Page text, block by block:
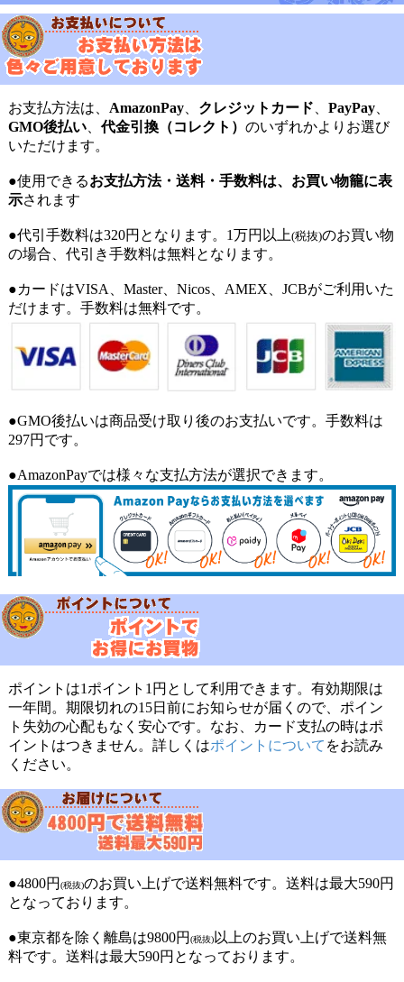
お支払方法は、 AmazonPay、 クレジットカード PayPay、
GMO後払い、代金引換（コレクト） のいずれかよりお選び
いただけます。
●使用できるお支払方法・送料・手数料は、お買い物籠に表
示されます
●代引手数料は320円となります。1万円以上(税抜)のお買い物
の場合、代引き手数料は無料となります。
●カードはVISA、Master、Nicos、AMEX、JCBがご利用いた
だけます。手数料は無料です。
●GMO後払いは商品受け取り後のお支払いです。手数料は
297円です。
●AmazonPayでは様々な支払方法が選択できます。
ポイントは1ポイント1円として利用できます。有効期限は
一年間。期限切れの15日前にお知らせが届くので、ポイン
ト失効の心配もなく安心です。なお、カード支払の時はポ
イントはつきません。詳しくはポイントについて をお読み
ください。
●4800円 (税抜)のお買い上げで送料無料です。送料は最大590円
となっております。
●東京都を除く離島は9800円 (税抜)以上のお買い上げで送料無
料です。送料は最大590円となっております。